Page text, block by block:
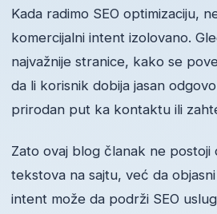
Kada radimo SEO optimizaciju,
komercijalni intent izolovano.
najvažnije stranice, kako se
da li korisnik dobija jasan
prirodan put ka kontaktu ili
Zato ovaj blog članak ne
tekstova na sajtu, već da
intent može da podrži SEO